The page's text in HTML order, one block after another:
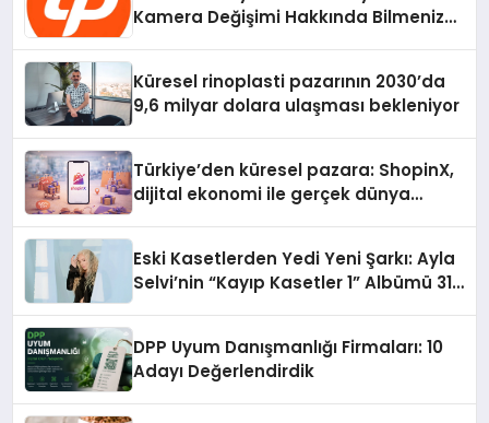
Kamera Değişimi Hakkında Bilmeniz
Küresel rinoplasti pazarının 2030’da
9,6 milyar dolara ulaşması bekleniyor
Türkiye’den küresel pazara: ShopinX,
dijital ekonomi ile gerçek dünya
Eski Kasetlerden Yedi Yeni Şarkı: Ayla
Selvi’nin “Kayıp Kasetler 1” Albümü 31
DPP Uyum Danışmanlığı Firmaları: 10
Adayı Değerlendirdik